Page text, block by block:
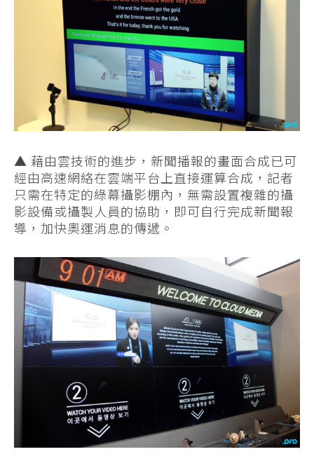
▲ 藉由雲技術的進步，新聞播報的畫面合成已可
經由高速網絡在雲端平台上直接運算合成，記者
只需在特定的綠幕攝影棚內，無需設置複雜的攝
影設備或攝製人員的協助，即可自行完成新聞報
導，加快奧運消息的傳遞。